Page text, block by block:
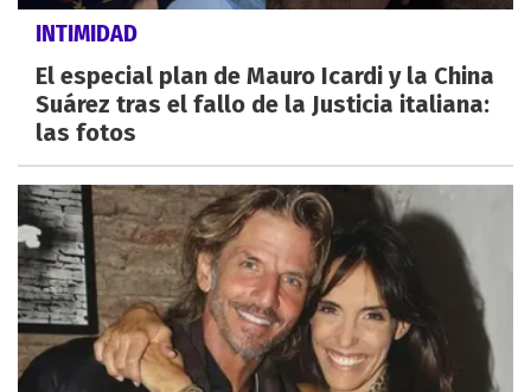
INTIMIDAD
El especial plan de Mauro Icardi y la China
Suárez tras el fallo de la Justicia italiana:
las fotos